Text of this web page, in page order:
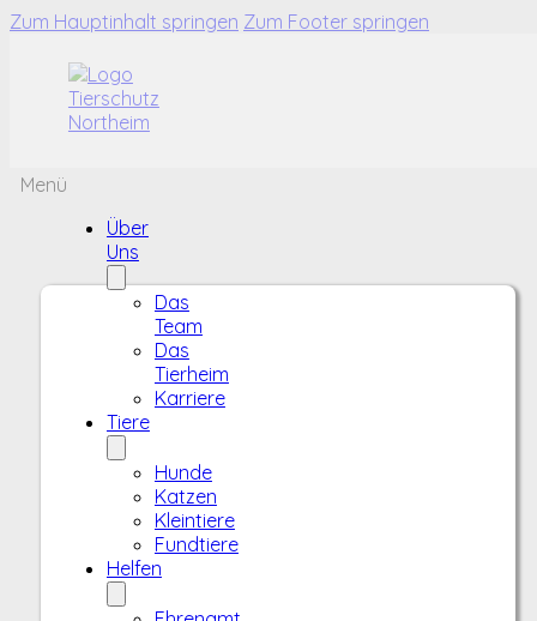
Zum Hauptinhalt springen Zum Footer springen
Menü
Über
Uns
Das
Team
Das
Tierheim
Karriere
Tiere
Hunde
Katzen
Kleintiere
Fundtiere
Helfen